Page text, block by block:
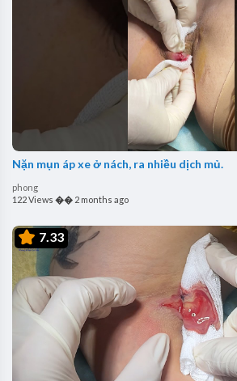
Nặn mụn áp xe ở nách, ra nhiều dịch mủ.
phong
122 Views �� 2 months ago
7.33